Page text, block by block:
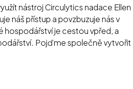
nástroj Circulytics nadace Ellen
náš přístup a povzbuzuje nás v
hospodářství je cestou vpřed, a
Pojďme společně vytvořit